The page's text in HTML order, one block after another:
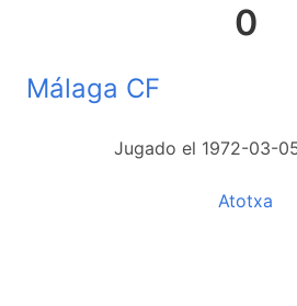
0
Málaga CF
Jugado el 1972-03-
Atotxa